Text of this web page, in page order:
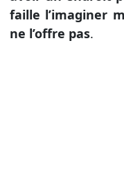
faille l’imaginer
ne l’offre pas.